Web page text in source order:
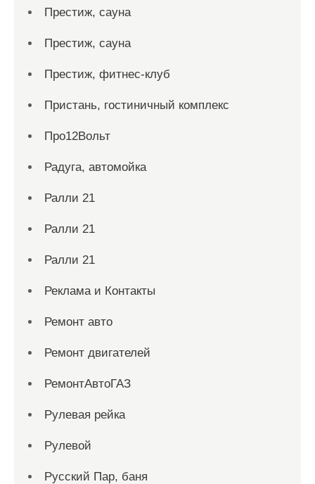
Престиж, сауна
Престиж, сауна
Престиж, фитнес-клуб
Пристань, гостиничный комплекс
Про12Вольт
Радуга, автомойка
Ралли 21
Ралли 21
Ралли 21
Реклама и Контакты
Ремонт авто
Ремонт двигателей
РемонтАвтоГАЗ
Рулевая рейка
Рулевой
Русский Пар, баня